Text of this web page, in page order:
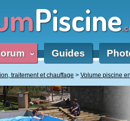
Piscine
‹ Guides
traitement et chauffage Volume piscine